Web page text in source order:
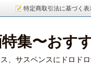
特定商取引法に基づく表
集〜おす
、サスペンスにドロド